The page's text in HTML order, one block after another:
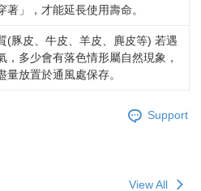
著」，才能延長使用壽命。
(豚皮、牛皮、羊皮、麂皮等) 若遇
，多少會有落色情形屬自然現象，
量放置於通風處保存。
Support
View All